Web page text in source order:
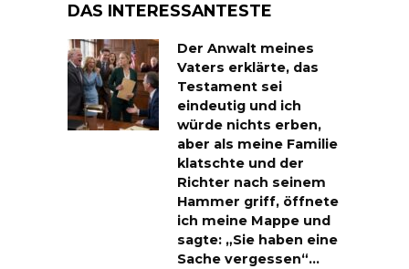
DAS INTERESSANTESTE
Der Anwalt meines
Vaters erklärte, das
Testament sei
eindeutig und ich
würde nichts erben,
aber als meine Familie
klatschte und der
Richter nach seinem
Hammer griff, öffnete
ich meine Mappe und
sagte: „Sie haben eine
Sache vergessen“…